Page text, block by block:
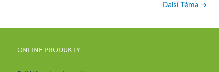
Další Téma →
ONLINE PRODUKTY